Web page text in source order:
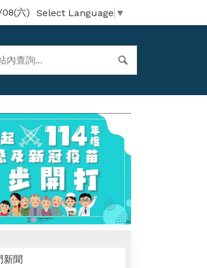
Select Language ▼
六)
新聞